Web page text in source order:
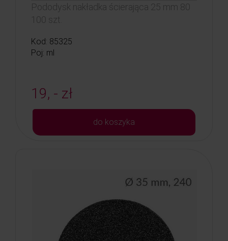
Pododysk nakładka ścierająca 25 mm 80
100 szt.
Kod: 85325
Poj: ml
19, - zł
do koszyka